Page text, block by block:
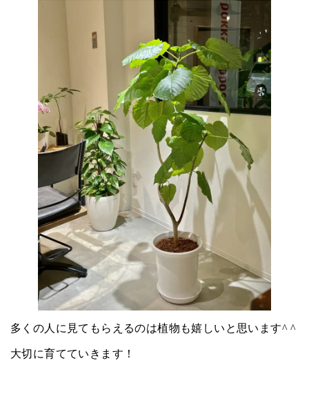
多くの人に見てもらえるのは植物も嬉しいと思います^ ^
大切に育てていきます！